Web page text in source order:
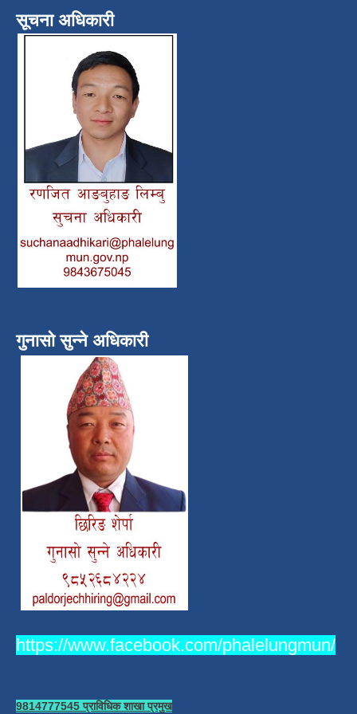
सूचना अधिकारी
गुनासो सुन्ने अधिकारी
https://www.facebook.com/phalelungmun/
9814777545 प्राविधिक शाखा प्रमुख